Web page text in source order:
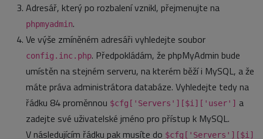
Adresář, který po rozbalení vznikl, přejmenujte na
phpmyadmin.
Ve výše zmíněném adresáři vyhledejte soubor
config.inc.php. Předpokládám, že phpMyAdmin bude
umístěn na stejném serveru, na kterém běží i MySQL, a že
máte práva administrátora databáze. Vyhledejte tedy na
řádku 84 proměnnou $cfg['Servers'][$i]['user'] a
zadejte své uživatelské jméno pro přístup k MySQL.
V následujícím řádku pak musíte do $cfg['Servers'][$i]